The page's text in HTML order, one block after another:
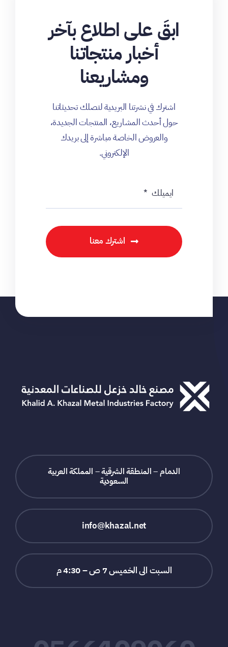
ابقَ على اطلاع بآخر
أخبار منتجاتنا
ومشاريعنا
اشترك في نشرتنا البريدية لتصلك تحديثاتنا
حول أحدث المشاريع، المنتجات الجديدة،
والعروض الخاصة مباشرة إلى بريدك
الإلكتروني.
اشترك معنا
الدمام – المنطقة الشرقية – المملكة العربية
السعودية
info@khazal.net
السبت الى الخميس 7 ص – 4:30 م